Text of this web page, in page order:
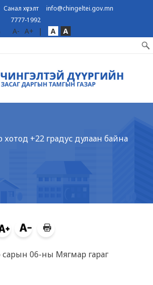
Санал хүсэлт
info@chingeltei.gov.mn
7777-1992
A- A+ | A A
хотод +22 градус дулаан байна
сарын 06-ны Мягмар гараг